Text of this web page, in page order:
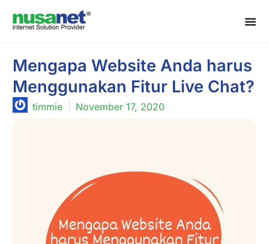
Mengapa Website Anda harus
Menggunakan Fitur Live Chat?
timmie November 17, 2020